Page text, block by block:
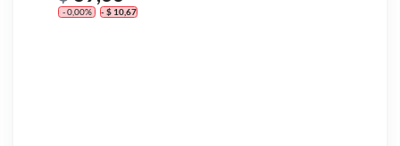
- 0,00% - $ 10,67